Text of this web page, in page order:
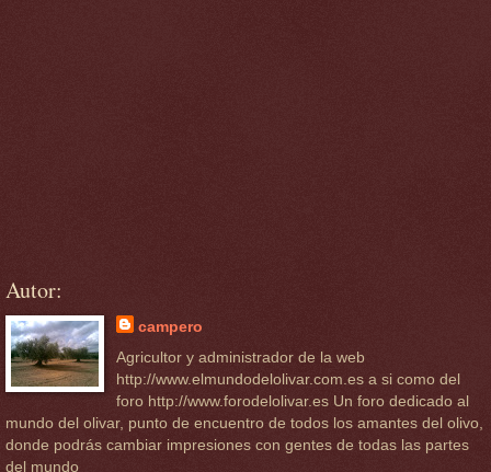
Autor:
campero
Agricultor y administrador de la web
http://www.elmundodelolivar.com.es a si como del
foro http://www.forodelolivar.es Un foro dedicado al
mundo del olivar, punto de encuentro de todos los amantes del olivo,
donde podrás cambiar impresiones con gentes de todas las partes
del mundo